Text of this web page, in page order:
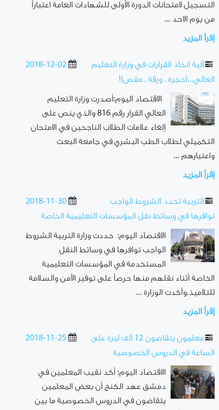
التسجيل لامتحانات الدورة الأولى للشهادات العامة اعتباراً
من يوم الاحد ...
إقرأ المزيد
2018-12-02
آلية اتخاذ القرارات في وزارة التعليم
العالي...(حجرة . ورقة . مقص)!
الاقتصاد اليوم:أصدرت وزارة التعليم
العالي القرار رقم 816 والذي ينص على
إلغاء علامات الطلاب الناجحين في الامتحان
التكميلي لطلاب الطب البشري في جامعة البعث
واعتبارهم ...
إقرأ المزيد
2018-11-30
التربية تحدد الشروط الواجب
توافرها في وسائط نقل المؤسسات التعليمية الخاصة
الاقتصاد اليوم: حددت وزارة التربية الشروط
الواجب توافرها في وسائط النقل
المستخدمة في المؤسسات التعليمية
الخاصة أثناء نقلهم منها حرصاً على توفير الأمن والسلامة
للتلاميذ.وأكدت الوزارة ...
إقرأ المزيد
2018-11-25
معلمون يتقاضون 12 ألف ليرة على
الساعة في الدروس الخصوصية
الاقتصاد اليوم: أكد نقيب المعلمين في
دمشق عهد الكنج أن بعض المعلمين
يتقاضون في الدروس الخصوصية ما بين